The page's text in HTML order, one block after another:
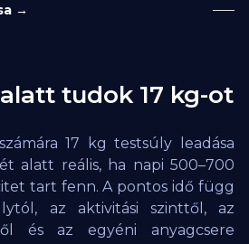
→
tudok 17 kg-ot
17 kg testsúly leadása
alatt reális, ha napi 500–700
tart fenn. A pontos idő függ
az aktivitási szinttől, az
és az egyéni anyagcsere